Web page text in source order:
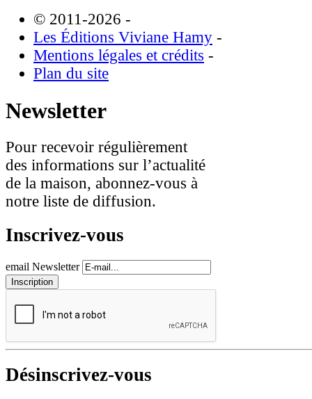
© 2011-2026 -
Les Éditions Viviane Hamy -
Mentions légales et crédits -
Plan du site
Newsletter
Pour recevoir régulièrement
des informations sur l’actualité
de la maison, abonnez-vous à
notre liste de diffusion.
Inscrivez-vous
email Newsletter
Désinscrivez-vous